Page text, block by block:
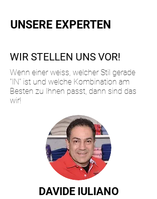
UNSERE EXPERTEN
WIR STELLEN UNS VOR!
Wenn einer weiss, welcher Stil gerade
"IN" ist und welche Kombination am
Besten zu Ihnen passt, dann sind das
wir!
DAVIDE IULIANO